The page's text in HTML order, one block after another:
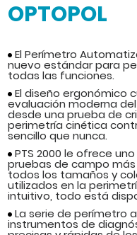
OPTOPOL
El Perímetro
nuevo estándar para
todas las funciones.
El diseño ergonómico
evaluación moderna
desde una prueba de
perimetría cinética
sencillo que nunca.
PTS 2000 le ofrece
pruebas de campo
todos los tamaños y
utilizados en la
intuitivo, todo está
La serie de perímetro
instrumentos de